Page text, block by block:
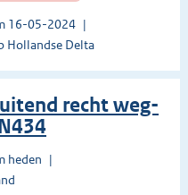
16-05-2024
Hollandse Delta
recht weg-
heden